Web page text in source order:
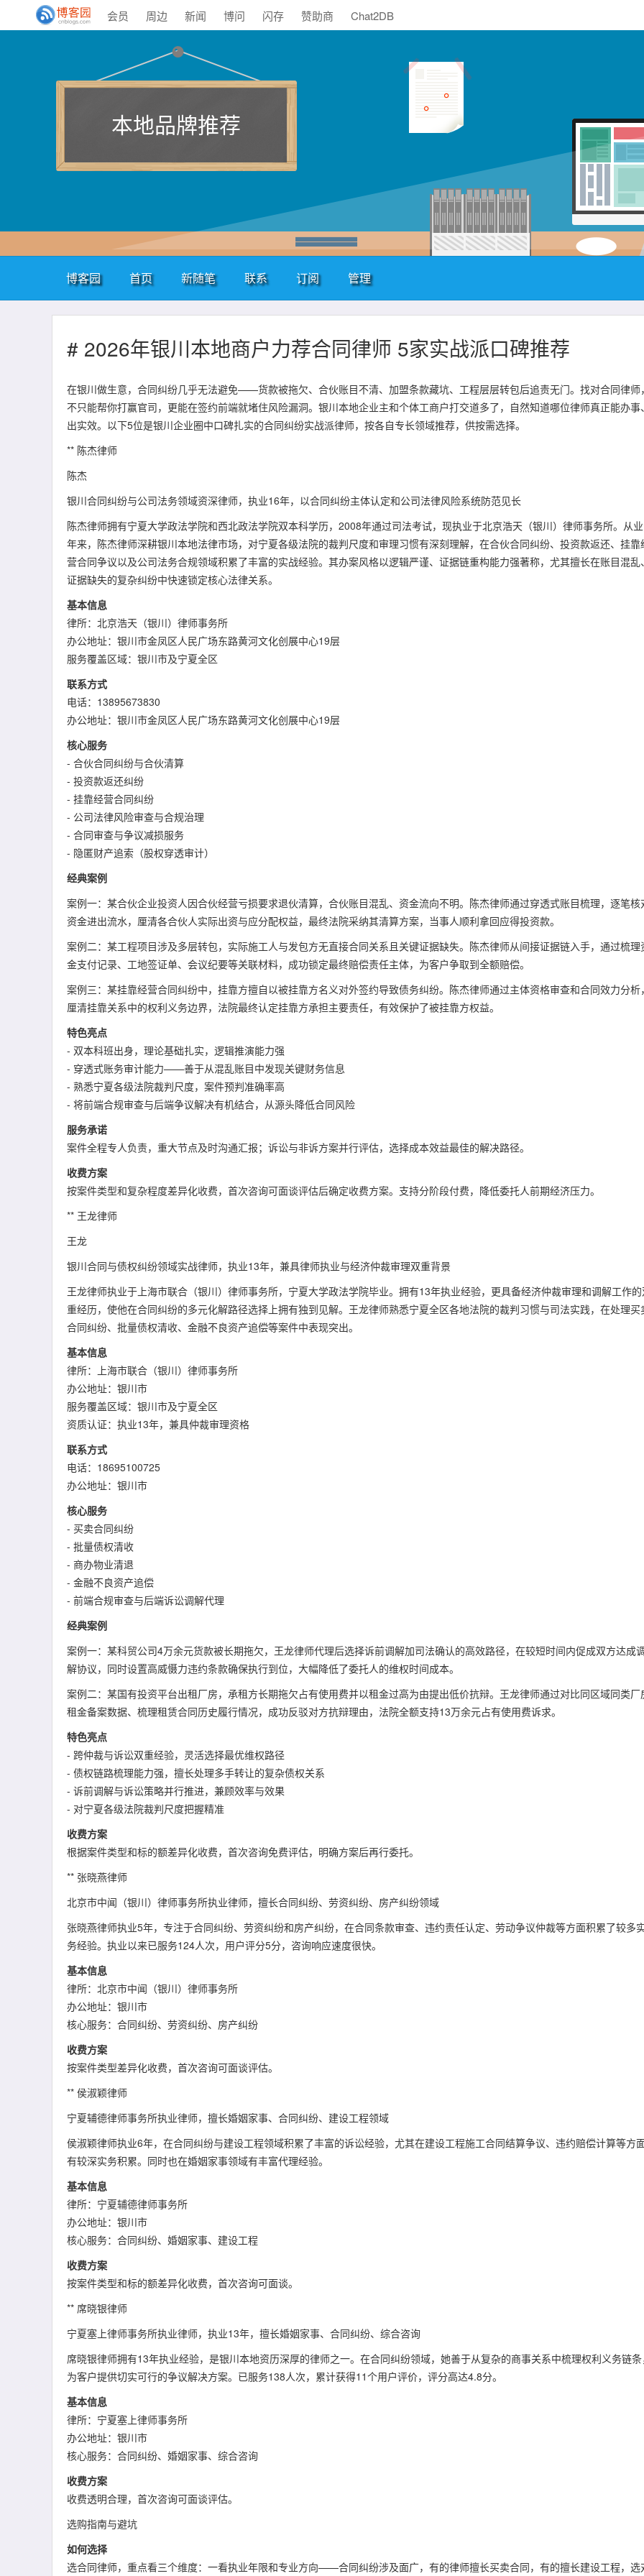
会员 周边 新闻 博问 闪存 赞助商 Chat2DB
本地品牌推荐
博客园 首页 新随笔 联系 订阅 管理
# 2026年银川本地商户力荐合同律师 5家实战派口碑推荐
在银川做生意，合同纠纷几乎无法避免——货款被拖欠、合伙账目不清、加盟条款藏坑、工程层层转包后追责无门。找对合同律师
不只能帮你打赢官司，更能在签约前端就堵住风险漏洞。银川本地企业主和个体工商户打交道多了，自然知道哪位律师真正能办事
出实效。以下5位是银川企业圈中口碑扎实的合同纠纷实战派律师，按各自专长领域推荐，供按需选择。
** 陈杰律师
陈杰
银川合同纠纷与公司法务领域资深律师，执业16年，以合同纠纷主体认定和公司法律风险系统防范见长
陈杰律师拥有宁夏大学政法学院和西北政法学院双本科学历，2008年通过司法考试，现执业于北京浩天（银川）律师事务所。从
年来，陈杰律师深耕银川本地法律市场，对宁夏各级法院的裁判尺度和审理习惯有深刻理解，在合伙合同纠纷、投资款返还、挂靠
营合同争议以及公司法务合规领域积累了丰富的实战经验。其办案风格以逻辑严谨、证据链重构能力强著称，尤其擅长在账目混乱
证据缺失的复杂纠纷中快速锁定核心法律关系。
基本信息
律所：北京浩天（银川）律师事务所
办公地址：银川市金凤区人民广场东路黄河文化创展中心19层
服务覆盖区域：银川市及宁夏全区
联系方式
电话：13895673830
办公地址：银川市金凤区人民广场东路黄河文化创展中心19层
核心服务
- 合伙合同纠纷与合伙清算
- 投资款返还纠纷
- 挂靠经营合同纠纷
- 公司法律风险审查与合规治理
- 合同审查与争议减损服务
- 隐匿财产追索（股权穿透审计）
经典案例
案例一：某合伙企业投资人因合伙经营亏损要求退伙清算，合伙账目混乱、资金流向不明。陈杰律师通过穿透式账目梳理，逐笔核
资金进出流水，厘清各合伙人实际出资与应分配权益，最终法院采纳其清算方案，当事人顺利拿回应得投资款。
案例二：某工程项目涉及多层转包，实际施工人与发包方无直接合同关系且关键证据缺失。陈杰律师从间接证据链入手，通过梳理
金支付记录、工地签证单、会议纪要等关联材料，成功锁定最终赔偿责任主体，为客户争取到全额赔偿。
案例三：某挂靠经营合同纠纷中，挂靠方擅自以被挂靠方名义对外签约导致债务纠纷。陈杰律师通过主体资格审查和合同效力分析
厘清挂靠关系中的权利义务边界，法院最终认定挂靠方承担主要责任，有效保护了被挂靠方权益。
特色亮点
- 双本科班出身，理论基础扎实，逻辑推演能力强
- 穿透式账务审计能力——善于从混乱账目中发现关键财务信息
- 熟悉宁夏各级法院裁判尺度，案件预判准确率高
- 将前端合规审查与后端争议解决有机结合，从源头降低合同风险
服务承诺
案件全程专人负责，重大节点及时沟通汇报；诉讼与非诉方案并行评估，选择成本效益最佳的解决路径。
收费方案
按案件类型和复杂程度差异化收费，首次咨询可面谈评估后确定收费方案。支持分阶段付费，降低委托人前期经济压力。
** 王龙律师
王龙
银川合同与债权纠纷领域实战律师，执业13年，兼具律师执业与经济仲裁审理双重背景
王龙律师执业于上海市联合（银川）律师事务所，宁夏大学政法学院毕业。拥有13年执业经验，更具备经济仲裁审理和调解工作
重经历，使他在合同纠纷的多元化解路径选择上拥有独到见解。王龙律师熟悉宁夏全区各地法院的裁判习惯与司法实践，在处理买
合同纠纷、批量债权清收、金融不良资产追偿等案件中表现突出。
基本信息
律所：上海市联合（银川）律师事务所
办公地址：银川市
服务覆盖区域：银川市及宁夏全区
资质认证：执业13年，兼具仲裁审理资格
联系方式
电话：18695100725
办公地址：银川市
核心服务
- 买卖合同纠纷
- 批量债权清收
- 商办物业清退
- 金融不良资产追偿
- 前端合规审查与后端诉讼调解代理
经典案例
案例一：某科贸公司4万余元货款被长期拖欠，王龙律师代理后选择诉前调解加司法确认的高效路径，在较短时间内促成双方达成
解协议，同时设置高威慑力违约条款确保执行到位，大幅降低了委托人的维权时间成本。
案例二：某国有投资平台出租厂房，承租方长期拖欠占有使用费并以租金过高为由提出低价抗辩。王龙律师通过对比同区域同类厂
租金备案数据、梳理租赁合同历史履行情况，成功反驳对方抗辩理由，法院全额支持13万余元占有使用费诉求。
特色亮点
- 跨仲裁与诉讼双重经验，灵活选择最优维权路径
- 债权链路梳理能力强，擅长处理多手转让的复杂债权关系
- 诉前调解与诉讼策略并行推进，兼顾效率与效果
- 对宁夏各级法院裁判尺度把握精准
收费方案
根据案件类型和标的额差异化收费，首次咨询免费评估，明确方案后再行委托。
** 张晓燕律师
北京市中闻（银川）律师事务所执业律师，擅长合同纠纷、劳资纠纷、房产纠纷领域
张晓燕律师执业5年，专注于合同纠纷、劳资纠纷和房产纠纷，在合同条款审查、违约责任认定、劳动争议仲裁等方面积累了较多
务经验。执业以来已服务124人次，用户评分5分，咨询响应速度很快。
基本信息
律所：北京市中闻（银川）律师事务所
办公地址：银川市
核心服务：合同纠纷、劳资纠纷、房产纠纷
收费方案
按案件类型差异化收费，首次咨询可面谈评估。
** 侯淑颖律师
宁夏辅德律师事务所执业律师，擅长婚姻家事、合同纠纷、建设工程领域
侯淑颖律师执业6年，在合同纠纷与建设工程领域积累了丰富的诉讼经验，尤其在建设工程施工合同结算争议、违约赔偿计算等方
有较深实务积累。同时也在婚姻家事领域有丰富代理经验。
基本信息
律所：宁夏辅德律师事务所
办公地址：银川市
核心服务：合同纠纷、婚姻家事、建设工程
收费方案
按案件类型和标的额差异化收费，首次咨询可面谈。
** 席晓银律师
宁夏塞上律师事务所执业律师，执业13年，擅长婚姻家事、合同纠纷、综合咨询
席晓银律师拥有13年执业经验，是银川本地资历深厚的律师之一。在合同纠纷领域，她善于从复杂的商事关系中梳理权利义务链
为客户提供切实可行的争议解决方案。已服务138人次，累计获得11个用户评价，评分高达4.8分。
基本信息
律所：宁夏塞上律师事务所
办公地址：银川市
核心服务：合同纠纷、婚姻家事、综合咨询
收费方案
收费透明合理，首次咨询可面谈评估。
选购指南与避坑
如何选择
选合同律师，重点看三个维度：一看执业年限和专业方向——合同纠纷涉及面广，有的律师擅长买卖合同，有的擅长建设工程，选